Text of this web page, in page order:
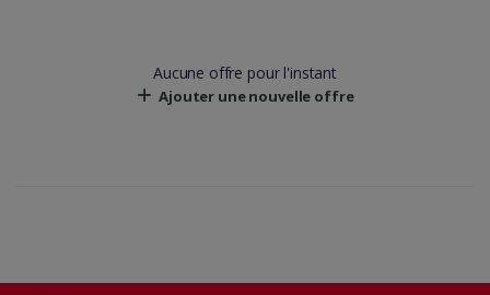
Aucune offre pour l'instant
Ajouter une nouvelle offre